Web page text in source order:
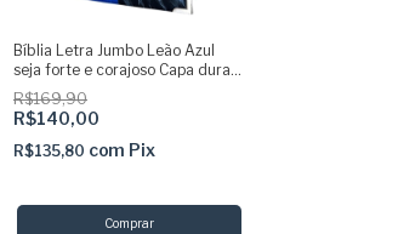
Bíblia Letra Jumbo Leão Azul
seja forte e corajoso Capa dura
Acolchoada com Harpa e Indice
ARC
R$169,90
R$140,00
R$135,80 com Pix